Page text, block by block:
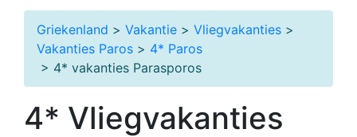
Griekenland > Vakantie > Vliegvakanties >
Vakanties Paros > 4* Paros
> 4* vakanties Parasporos
4* Vliegvakanties